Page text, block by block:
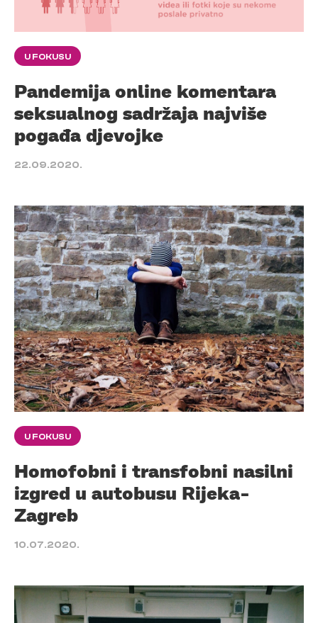
U FOKUSU
Pandemija online komentara
seksualnog sadržaja najviše
pogađa djevojke
22.09.2020.
U FOKUSU
Homofobni i transfobni nasilni
izgred u autobusu Rijeka-
Zagreb
10.07.2020.